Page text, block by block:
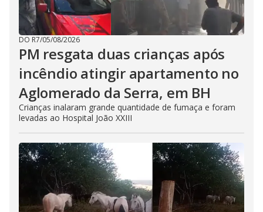
DO R7/05/08/2026
PM resgata duas crianças após
incêndio atingir apartamento no
Aglomerado da Serra, em BH
Crianças inalaram grande quantidade de fumaça e foram
levadas ao Hospital João XXIII